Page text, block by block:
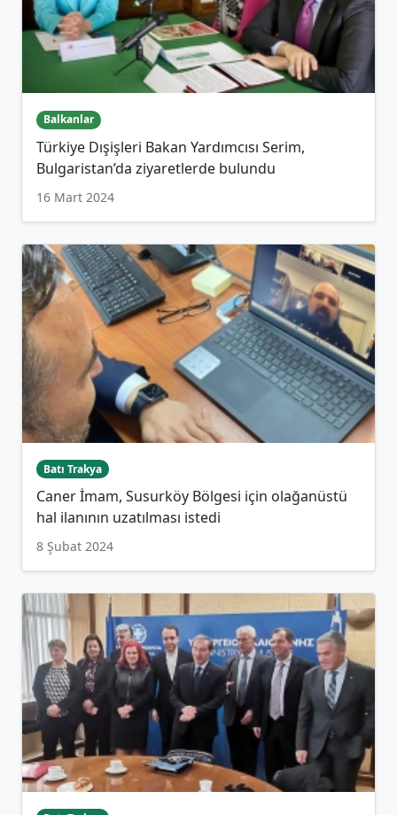
Balkanlar
Türkiye Dışişleri Bakan Yardımcısı Serim,
Bulgaristan’da ziyaretlerde bulundu
16 Mart 2024
Batı Trakya
Caner İmam, Susurköy Bölgesi için olağanüstü
hal ilanının uzatılması istedi
8 Şubat 2024